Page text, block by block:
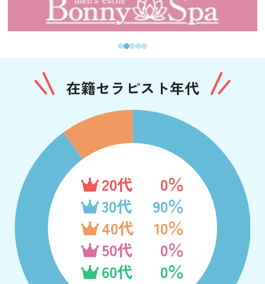
在籍セラピスト年代
20代
0％
30代
90％
40代
10％
50代
0％
60代
0％